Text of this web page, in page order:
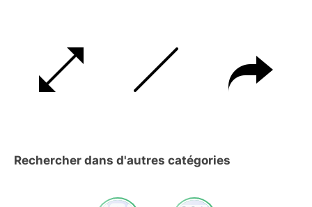
Rechercher dans d'autres catégories